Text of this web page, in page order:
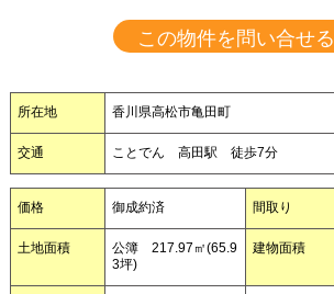
この物件を問い合せる
所在地 香川県高松市亀田町
交通 ことでん 高田駅 徒歩7分
価格 御成約済 間取り
土地面積
公簿 217.97㎡(65.9
3坪)
建物面積